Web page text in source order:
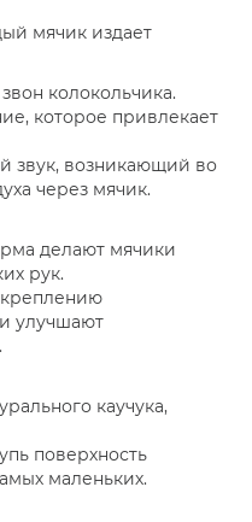
мячик издает
колокольчика.
которое привлекает
звук, возникающий во
через мячик.
делают мячики
рук.
улучшают
каучука,
поверхность
маленьких.